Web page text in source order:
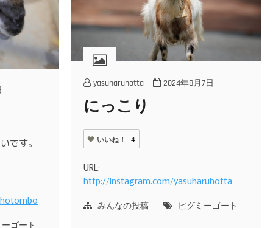
です。
ゴート
yasuharuhotta 2024年8月7日
にっこり
いいね！ 4
URL:
http://Instagram.com/yasuharuhotta
みんなの投稿 ピグミーゴート